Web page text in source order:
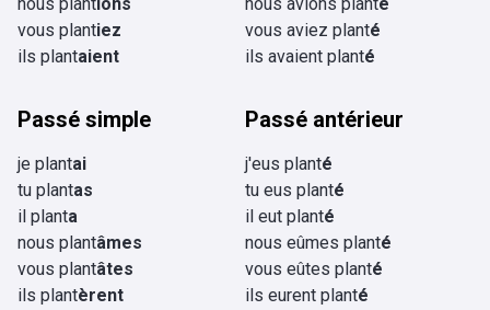
vous plantiez
ils plantaient
vous aviez planté
ils avaient planté
Passé simple
je plantai
tu plantas
il planta
nous plantâmes
vous plantâtes
ils plantèrent
Passé antérieur
j'eus planté
tu eus planté
il eut planté
nous eûmes planté
vous eûtes planté
ils eurent planté